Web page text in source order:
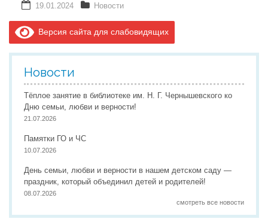
19.01.2024 Новости
Версия сайта для слабовидящих
Новости
Тёплое занятие в библиотеке им. Н. Г. Чернышевского ко
Дню семьи, любви и верности!
21.07.2026
Памятки ГО и ЧС
10.07.2026
День семьи, любви и верности в нашем детском саду —
праздник, который объединил детей и родителей!
08.07.2026
смотреть все новости